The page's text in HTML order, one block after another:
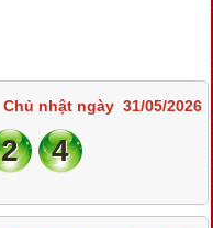
Chủ nhật ngày 31/05/2026
2 4